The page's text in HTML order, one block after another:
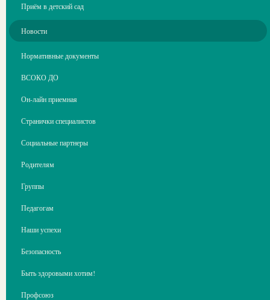
Приём в детский сад
Новости
Нормативные документы
ВСОКО ДО
Он-лайн приемная
Странички специалистов
Социальные партнеры
Родителям
Группы
Педагогам
Наши успехи
Безопасность
Быть здоровыми хотим!
Профсоюз